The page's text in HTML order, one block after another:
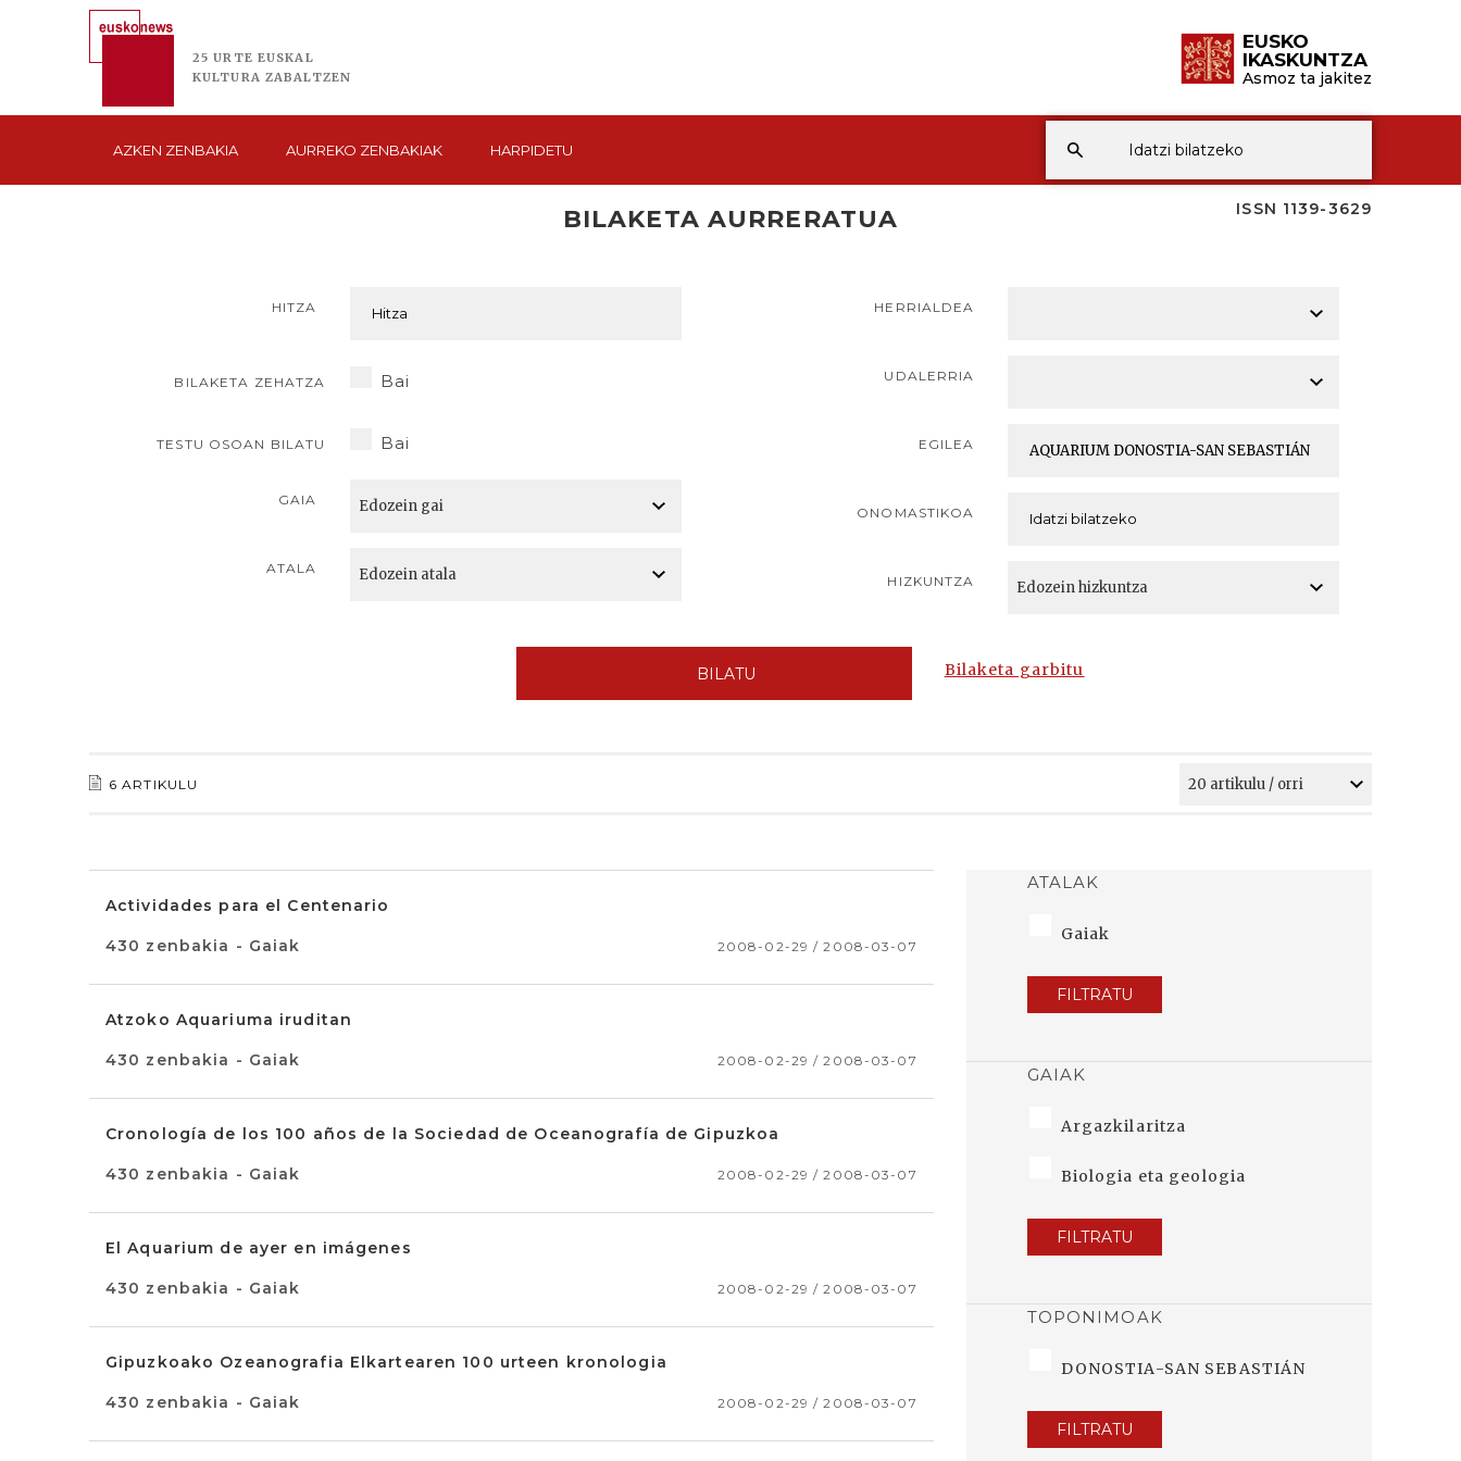
25 URTE EUSKAL
KULTURA ZABALTZEN
EUSKO
IKASKUNTZA
Asmoz ta jakitez
AZKEN ZENBAKIA AURREKO ZENBAKIAK HARPIDETU
ISSN 1139-3629
BILAKETA AURRERATUA
HITZA
BILAKETA ZEHATZA Bai
TESTU OSOAN BILATU Bai
GAIA
ATALA
HERRIALDEA
UDALERRIA
EGILEA
ONOMASTIKOA
HIZKUNTZA
BILATU Bilaketa garbitu
6 ARTIKULU
Actividades para el Centenario
430 zenbakia - Gaiak 2008-02-29 / 2008-03-07
Atzoko Aquariuma iruditan
430 zenbakia - Gaiak 2008-02-29 / 2008-03-07
Cronología de los 100 años de la Sociedad de Oceanografía de Gipuzkoa
430 zenbakia - Gaiak 2008-02-29 / 2008-03-07
El Aquarium de ayer en imágenes
430 zenbakia - Gaiak 2008-02-29 / 2008-03-07
Gipuzkoako Ozeanografia Elkartearen 100 urteen kronologia
430 zenbakia - Gaiak 2008-02-29 / 2008-03-07
ATALAK
Gaiak
FILTRATU
GAIAK
Argazkilaritza
Biologia eta geologia
FILTRATU
TOPONIMOAK
DONOSTIA-SAN SEBASTIÁN
FILTRATU